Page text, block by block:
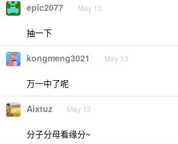
epic2077 May 13
抽一下
kongmeng3021 May 13
万一中了呢
Aixtuz May 13
分子分母看缘分~